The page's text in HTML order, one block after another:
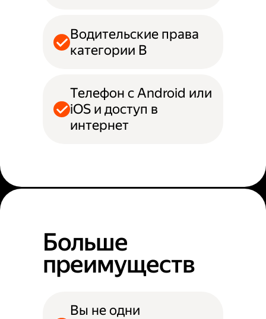
Водительские права
категории B
Телефон с Android или
iOS и доступ в
интернет
Больше
преимуществ
Вы не одни